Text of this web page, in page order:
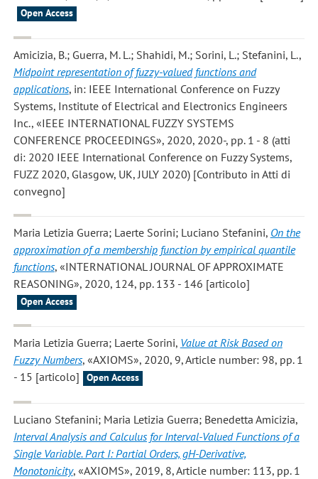
Open Access
Amicizia, B.; Guerra, M. L.; Shahidi, M.; Sorini, L.; Stefanini, L.,
Midpoint representation of fuzzy-valued functions and
applications, in: IEEE International Conference on Fuzzy
Systems, Institute of Electrical and Electronics Engineers
Inc., «IEEE INTERNATIONAL FUZZY SYSTEMS
CONFERENCE PROCEEDINGS», 2020, 2020-, pp. 1 - 8 (atti
di: 2020 IEEE International Conference on Fuzzy Systems,
FUZZ 2020, Glasgow, UK, JULY 2020) [Contributo in Atti di
convegno]
Maria Letizia Guerra; Laerte Sorini; Luciano Stefanini, On the
approximation of a membership function by empirical quantile
functions, «INTERNATIONAL JOURNAL OF APPROXIMATE
REASONING», 2020, 124, pp. 133 - 146 [articolo]
Open Access
Maria Letizia Guerra; Laerte Sorini, Value at Risk Based on
Fuzzy Numbers, «AXIOMS», 2020, 9, Article number: 98, pp. 1
- 15 [articolo]
Open Access
Luciano Stefanini; Maria Letizia Guerra; Benedetta Amicizia,
Interval Analysis and Calculus for Interval-Valued Functions of a
Single Variable. Part I: Partial Orders, gH-Derivative,
Monotonicity, «AXIOMS», 2019, 8, Article number: 113, pp. 1